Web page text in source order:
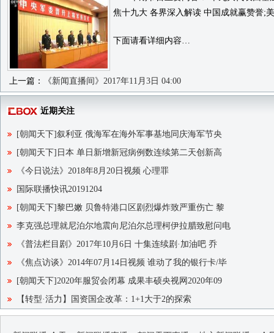
焦十九大 各界深入解读 中国成就赢赞誉;
下面请看详细内容…
上一篇： 《新闻直播间》2017年11月3日 04:00
近期关注
[朝闻天下]叙利亚 俄海军在海外军事基地同庆海军节央
[朝闻天下]日本 单日新增新冠病例数连续第二天创新高
《今日说法》2018年8月20日视频 心理罪
国际联播快讯20191204
[朝闻天下]黎巴嫩 贝鲁特港口区剧烈爆炸致严重伤亡 黎
李克强总理就尼泊尔地震向尼泊尔总理柯伊拉腊致慰问电
《普法栏目剧》2017年10月6日 十集连续剧·加油吧 乔
《焦点访谈》2014年07月14日视频 谁动了我的银行卡/毕
[朝闻天下]2020年服贸会闭幕 成果丰硕央视网2020年09
【转型·活力】国资国企改革：1+1大于2的探索